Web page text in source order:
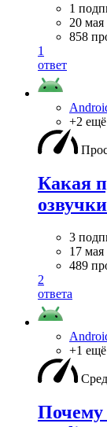
1
20 мая
858
1
ответ
+2 ещё
Какая
3
17 мая
489
2
ответа
+1 ещё
Почему